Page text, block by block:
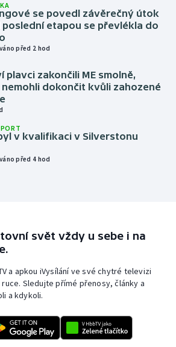
se povedl závěrečný útok
poslední etapou se převlékla do
před 2 hod
plavci zakončili ME smolně,
dokončit kvůli zahozené
v kvalifikaci v Silverstonu
před 4 hod
svět vždy u sebe i na
a apkou iVysílání ve své chytré televizi
Sledujte přímé přenosy, články a
a kdykoli.